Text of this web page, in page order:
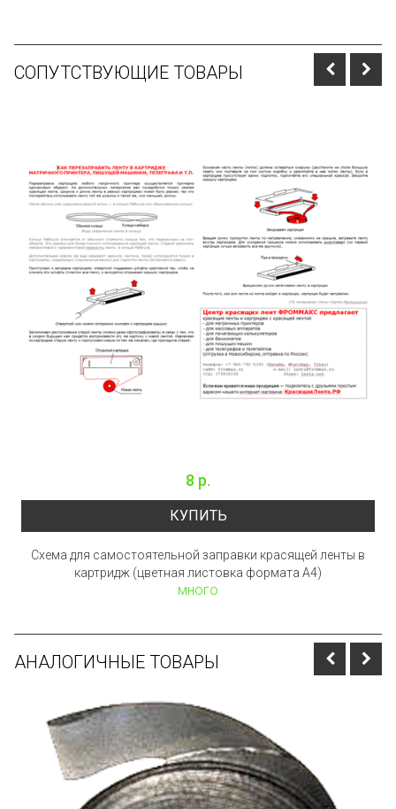
СОПУТСТВУЮЩИЕ ТОВАРЫ
8 р.
КУПИТЬ
Схема для самостоятельной заправки красящей ленты в
картридж (цветная листовка формата А4)
много
АНАЛОГИЧНЫЕ ТОВАРЫ